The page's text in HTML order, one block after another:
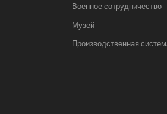
Военное сотрудничество
Музей
Производственная